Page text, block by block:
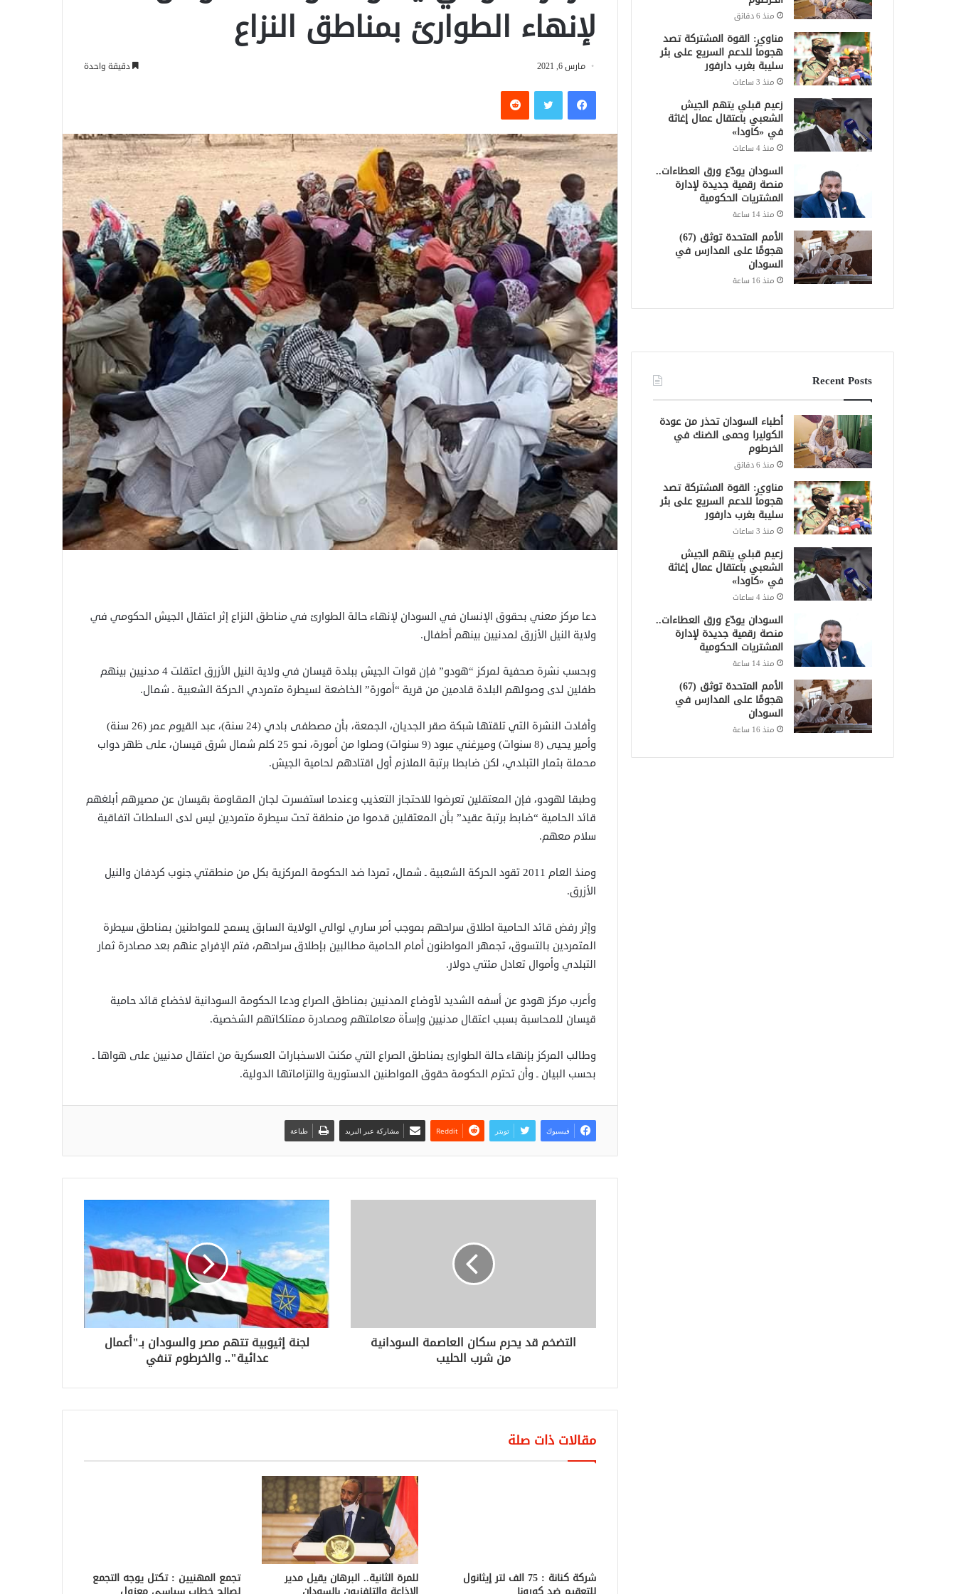
لإنهاء الطوارئ بمناطق النزاع
مارس 6, 2021 دقيقة واحدة
فيسبوكتويتر
دعا مركز معني بحقوق الإنسان في السودان لإنهاء حالة الطوارئ في مناطق النزاع إثر اعتقال الجيش الحكومي في
ولاية النيل الأزرق لمدنيين بينهم أطفال.
وبحسب نشرة صحفية لمركز “هودو” فإن قوات الجيش ببلدة قيسان في ولاية النيل الأزرق اعتقلت 4 مدنيين بينهم
طفلين لدى وصولهم البلدة قادمين من قرية “أمورة” الخاضعة لسيطرة متمردي الحركة الشعبية ـ شمال.
وأفادت النشرة التي تلقتها شبكة صقر الجديان، الجمعة، بأن مصطفى بادي (24 سنة)، عبد القيوم عمر (26 سنة)
وأمير يحيى (8 سنوات) وميرغني عبود (9 سنوات) وصلوا من أمورة، نحو 25 كلم شمال شرق قيسان، على ظهر دواب
محملة بثمار التبلدي، لكن ضابطا برتبة الملازم أول اقتادهم لحامية الجيش.
وطبقا لهودو، فإن المعتقلين تعرضوا للاحتجاز التعذيب وعندما استفسرت لجان المقاومة بقيسان عن مصيرهم أبلغهم
قائد الحامية “ضابط برتبة عقيد” بأن المعتقلين قدموا من منطقة تحت سيطرة متمردين ليس لدى السلطات اتفاقية
سلام معهم.
ومنذ العام 2011 تقود الحركة الشعبية ـ شمال، تمردا ضد الحكومة المركزية بكل من منطقتي جنوب كردفان والنيل
الأزرق.
وإثر رفض قائد الحامية اطلاق سراحهم بموجب أمر ساري لوالي الولاية السابق يسمح للمواطنين بمناطق سيطرة
المتمردين بالتسوق، تجمهر المواطنون أمام الحامية مطالبين بإطلاق سراحهم، فتم الإفراج عنهم بعد مصادرة ثمار
التبلدي وأموال تعادل مئتي دولار.
وأعرب مركز هودو عن أسفه الشديد لأوضاع المدنيين بمناطق الصراع ودعا الحكومة السودانية لاخضاع قائد حامية
قيسان للمحاسبة بسبب اعتقال مدنيين وإسأة معاملتهم ومصادرة ممتلكاتهم الشخصية.
وطالب المركز بإنهاء حالة الطوارئ بمناطق الصراع التي مكنت الاسخبارات العسكرية من اعتقال مدنيين على هواها ـ
بحسب البيان ـ وأن تحترم الحكومة حقوق المواطنين الدستورية والتزاماتها الدولية.
فيسبوك تويتر مشاركة عبر البريد طباعة
التضخم قد يحرم سكان العاصمة السودانية
من شرب الحليب
لجنة إثيوبية تتهم مصر والسودان بـ"أعمال
عدائية".. والخرطوم تنفي
مقالات ذات صلة
شركة كنانة : 75 الف لتر إيثانول للمرة الثانية.. البرهان يقيل مدير
منذ 6 دقائق
مناوي: القوة المشتركة تصد
هجوماً للدعم السريع على بئر
سليبة بغرب دارفور
منذ 3 ساعات
زعيم قبلي يتهم الجيش
الشعبي باعتقال عمال إغاثة
في «كاودا»
منذ 4 ساعات
السودان يودّع ورق العطاءات..
منصة رقمية جديدة لإدارة
المشتريات الحكومية
منذ 14 ساعة
الأمم المتحدة توثق (67)
هجومًا على المدارس في
السودان
منذ 16 ساعة
Recent Posts
أطباء السودان تحذر من عودة
الكوليرا وحمى الضنك في
الخرطوم
منذ 6 دقائق
مناوي: القوة المشتركة تصد
هجوماً للدعم السريع على بئر
سليبة بغرب دارفور
منذ 3 ساعات
زعيم قبلي يتهم الجيش
الشعبي باعتقال عمال إغاثة
في «كاودا»
منذ 4 ساعات
السودان يودّع ورق العطاءات..
منصة رقمية جديدة لإدارة
المشتريات الحكومية
منذ 14 ساعة
الأمم المتحدة توثق (67)
هجومًا على المدارس في
السودان
منذ 16 ساعة